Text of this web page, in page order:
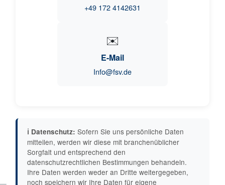
+49 172 4142631
✉️
E-Mail
Info@fsv.de
ℹ️ Datenschutz: Sofern Sie uns persönliche Daten
mitteilen, werden wir diese mit branchenüblicher
Sorgfalt und entsprechend den
datenschutzrechtlichen Bestimmungen behandeln.
Ihre Daten werden weder an Dritte weitergegeben,
noch speichern wir Ihre Daten für eigene